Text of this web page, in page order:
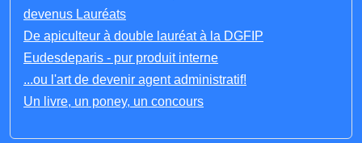
devenus Lauréats
De apiculteur à double lauréat à la DGFIP
Eudesdeparis - pur produit interne
...ou l'art de devenir agent administratif!
Un livre, un poney, un concours